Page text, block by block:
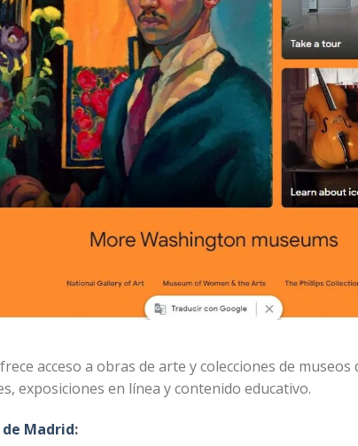
acceso a obras de arte y colecciones de
exposiciones en línea y contenido educativo.
Madrid: